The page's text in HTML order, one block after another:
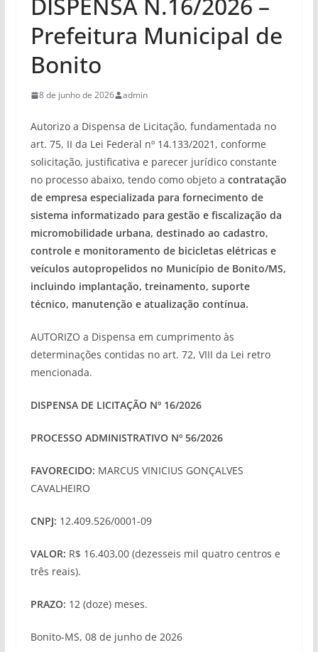
Prefeitura Municipal de
Bonito
8 de junho de 2026 admin
Autorizo a Dispensa de Licitação, fundamentada no
art. 75, II da Lei Federal nº 14.133/2021, conforme
solicitação, justificativa e parecer jurídico constante
no processo abaixo, tendo como objeto a contratação
de empresa especializada para fornecimento de
sistema informatizado para gestão e fiscalização da
micromobilidade urbana, destinado ao cadastro,
controle e monitoramento de bicicletas elétricas e
veículos autopropelidos no Município de Bonito/MS,
incluindo implantação, treinamento, suporte
técnico, manutenção e atualização contínua.
AUTORIZO a Dispensa em cumprimento às
determinações contidas no art. 72, VIII da Lei retro
mencionada.
DISPENSA DE LICITAÇÃO Nº 16/2026
PROCESSO ADMINISTRATIVO Nº 56/2026
FAVORECIDO: MARCUS VINICIUS GONÇALVES
CAVALHEIRO
CNPJ: 12.409.526/0001-09
VALOR: R$ 16.403,00 (dezesseis mil quatro centros e
três reais).
PRAZO: 12 (doze) meses.
Bonito-MS, 08 de junho de 2026